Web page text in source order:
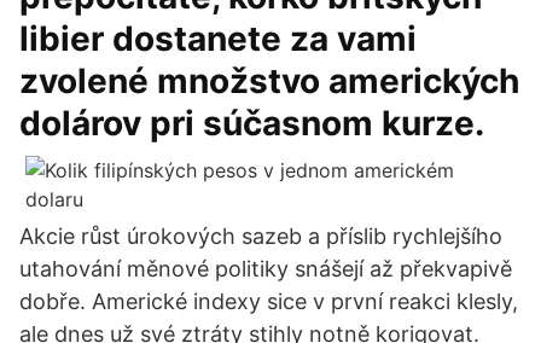
libier dostanete za vami
zvolené množstvo amerických
dolárov pri súčasnom kurze.
Akcie růst úrokových sazeb a příslib rychlejšího
utahování měnové politiky snášejí až překvapivě
dobře. Americké indexy sice v první reakci klesly,
ale dnes už své ztráty stihly notně korigovat.